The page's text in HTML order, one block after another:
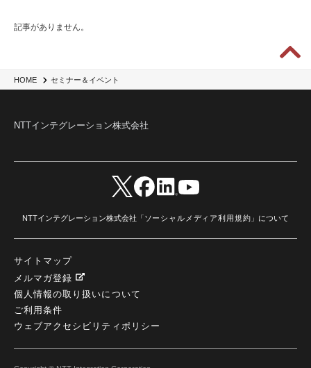
HOME セミナー＆イベント
記事がありません。
NTTインテグレーション株式会社
NTTインテグレーション株式会社「ソーシャルメディア利用規約 」について
サイトマップ
メルマガ登録
個人情報の取り扱いについて
ご利用条件
ウェブアクセシビリティポリシー